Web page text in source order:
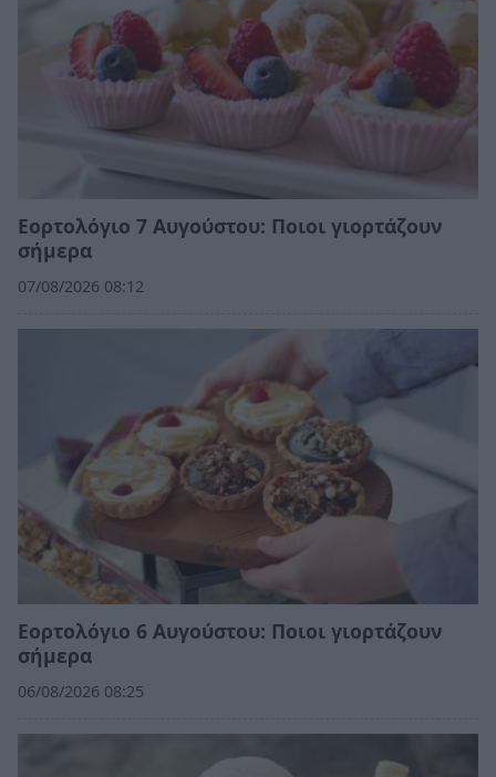
Εορτολόγιο 7 Αυγούστου: Ποιοι γιορτάζουν
σήμερα
07/08/2026 08:12
Εορτολόγιο 6 Αυγούστου: Ποιοι γιορτάζουν
σήμερα
06/08/2026 08:25